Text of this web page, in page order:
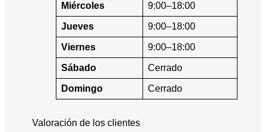
Miércoles 9:00–18:00
Jueves 9:00–18:00
Viernes 9:00–18:00
Sábado Cerrado
Domingo Cerrado
Valoración de los clientes